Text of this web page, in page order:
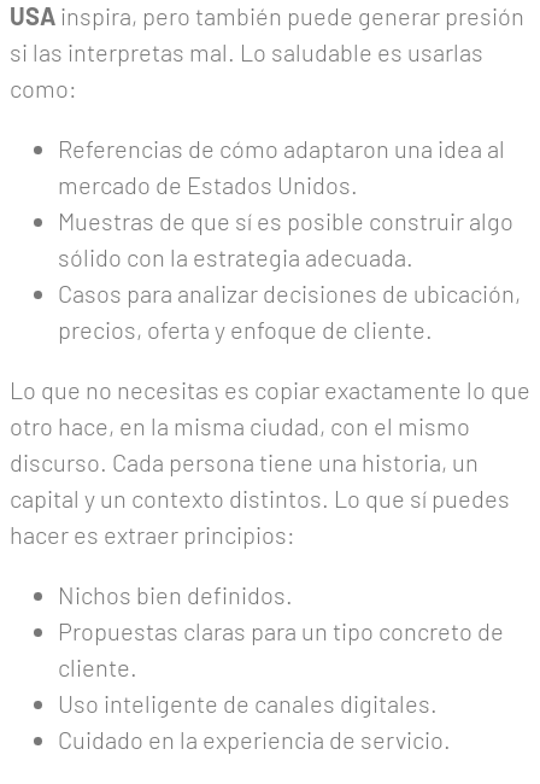
USA inspira, pero también puede generar presión
si las interpretas mal. Lo saludable es usarlas
como:
Referencias de cómo adaptaron una idea al
mercado de Estados Unidos.
Muestras de que sí es posible construir algo
sólido con la estrategia adecuada.
Casos para analizar decisiones de ubicación,
precios, oferta y enfoque de cliente.
Lo que no necesitas es copiar exactamente lo que
otro hace, en la misma ciudad, con el mismo
discurso. Cada persona tiene una historia, un
capital y un contexto distintos. Lo que sí puedes
hacer es extraer principios:
Nichos bien definidos.
Propuestas claras para un tipo concreto de
cliente.
Uso inteligente de canales digitales.
Cuidado en la experiencia de servicio.